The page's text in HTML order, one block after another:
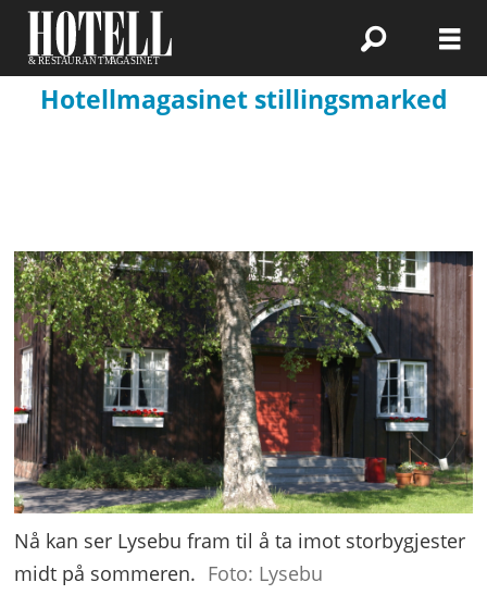
Hotellmagasinet stillingsmarked
Nå kan ser Lysebu fram til å ta imot storbygjester
midt på sommeren. Foto: Lysebu